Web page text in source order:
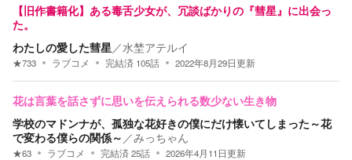
【旧作書籍化】ある毒舌少女が、冗談ばかりの『彗星』に出会っ
た。
わたしの愛した彗星 ／水埜アテルイ
★733 ラブコメ 完結済 105話 2022年8月29日更新
花は言葉を話さずに思いを伝えられる数少ない生き物
学校のマドンナが、孤独な花好きの僕にだけ懐いてしまった～花
で変わる僕らの関係～ ／みっちゃん
★63 ラブコメ 完結済25話 2026年4月11日更新